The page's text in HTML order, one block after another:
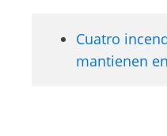
Cuatro
mantienen